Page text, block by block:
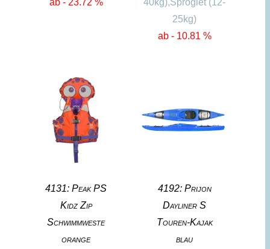
ab - 23.72 %
40kg),Sproglet (12-
25kg)
ab - 10.81 %
4131: Peak PS
Kidz Zip
Schwimmweste
orange
4192: Prijon
Dayliner S
Touren-Kajak
blau